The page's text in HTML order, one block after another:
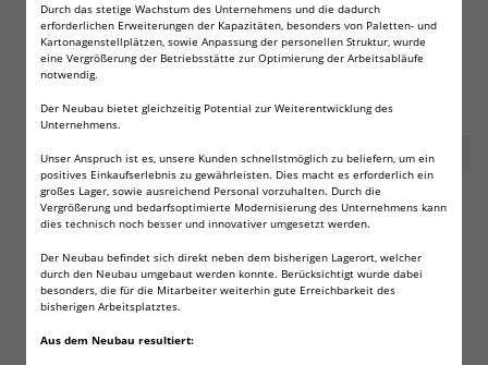
Durch das stetige Wachstum des Unternehmens und die dadurch
erforderlichen Erweiterungen der Kapazitäten, besonders von Paletten- und
Kartonagenstellplätzen, sowie Anpassung der personellen Struktur, wurde
eine Vergrößerung der Betriebsstätte zur Optimierung der Arbeitsabläufe
notwendig.
Der Neubau bietet gleichzeitig Potential zur Weiterentwicklung des
Unternehmens.
Unser Anspruch ist es, unsere Kunden schnellstmöglich zu beliefern, um ein
positives Einkaufserlebnis zu gewährleisten. Dies macht es erforderlich ein
großes Lager, sowie ausreichend Personal vorzuhalten. Durch die
Vergrößerung und bedarfsoptimierte Modernisierung des Unternehmens kann
dies technisch noch besser und innovativer umgesetzt werden.
Der Neubau befindet sich direkt neben dem bisherigen Lagerort, welcher
durch den Neubau umgebaut werden konnte. Berücksichtigt wurde dabei
besonders, die für die Mitarbeiter weiterhin gute Erreichbarkeit des
bisherigen Arbeitsplatztes.
Aus dem Neubau resultiert:
TECHNISCHE DATEN
Inhalt 600 ml
Druck 130 PSI